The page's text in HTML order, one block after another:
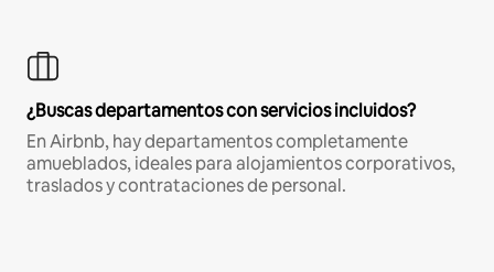
¿Buscas departamentos con servicios incluidos?
En Airbnb, hay departamentos completamente
amueblados, ideales para alojamientos corporativos,
traslados y contrataciones de personal.